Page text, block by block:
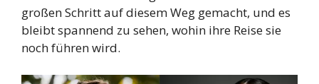
großen Schritt auf diesem Weg gemacht, und es
bleibt spannend zu sehen, wohin ihre Reise sie
noch führen wird.